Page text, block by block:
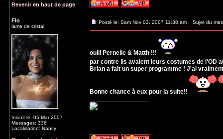
Revenir en haut de page
Flo
lame de cristal
Inscrit le: 05 Mar 2007
Messages: 336
Localisation: Nancy
Posté le: Sam Nov 03, 2007 11:38 am Sujet du
ouiii Pernelle & Matth !!!
par contre ils avaient leurs costumes de l'OD
Brian a fait un super programme ! J'ai
Bonne chance à eux pour la suite!!